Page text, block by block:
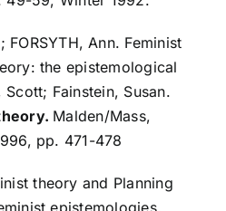
FORSYTH, Ann. Feminist
the epistemological
Fainstein, Susan.
Malden/Mass,
pp. 471-478
theory and Planning
epistemologies.